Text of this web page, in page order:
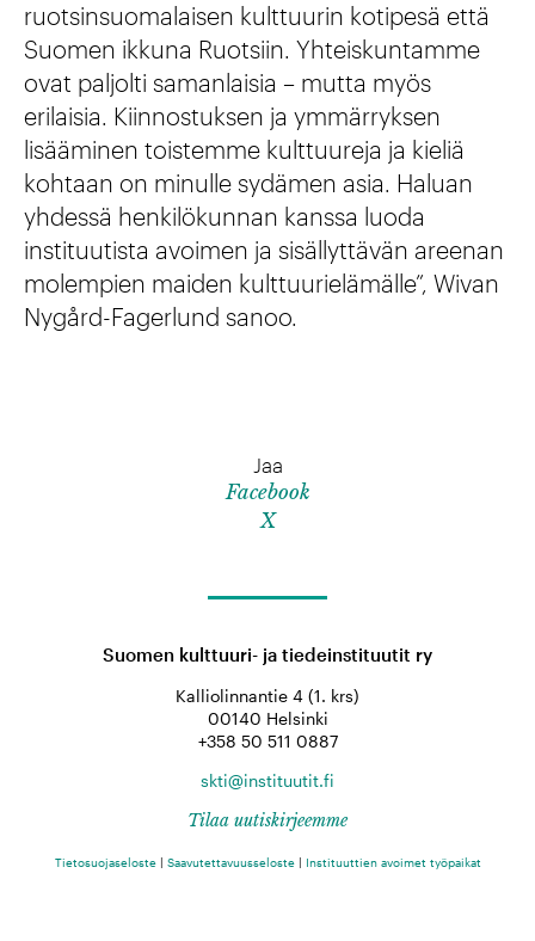
ruotsinsuomalaisen kulttuurin kotipesä että
Suomen ikkuna Ruotsiin. Yhteiskuntamme
ovat paljolti samanlaisia – mutta myös
erilaisia. Kiinnostuksen ja ymmärryksen
lisääminen toistemme kulttuureja ja kieliä
kohtaan on minulle sydämen asia. Haluan
yhdessä henkilökunnan kanssa luoda
instituutista avoimen ja sisällyttävän areenan
molempien maiden kulttuurielämälle”, Wivan
Nygård-Fagerlund sanoo.
Jaa
Facebook
X
Suomen kulttuuri- ja tiedeinstituutit ry
Kalliolinnantie 4 (1. krs)
00140 Helsinki
+358 50 511 0887
skti@instituutit.fi
Tilaa uutiskirjeemme
Tietosuojaseloste| Saavutettavuusseloste| Instituuttien avoimet työpaikat